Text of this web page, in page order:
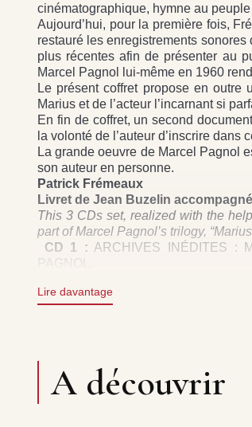
cinématographique, hymne au
Aujourd’hui, pour la première fois,
restauré les enregistrements
plus récentes afin de présenter au
Marcel Pagnol lui-même en 1960
Le présent coffret propose en outre
Marius et de l’acteur l’incarnant si
En fin de coffret, un second
la volonté de l’auteur d’inscrire dans
La grande oeuvre de Marcel Pagnol
son auteur en personne.
Patrick Frémeaux
Livret de Jean Buzelin
This 3 CDs set, realized with the
part of Marcel Pagnol’s trilogy,
CD 1 : ARCHIVES INÉDITES :
PAGNOL.
CD 3 :1 À 4 : ACTE 3 - 5 À 10 :
Lire davantage
A découvrir